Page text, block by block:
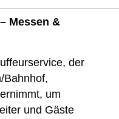
Messen &
der
Bahnhof,
um
und Gäste